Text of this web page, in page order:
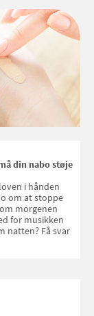
din nabo støje
i hånden
om at stoppe
morgenen
for musikken
natten? Få svar